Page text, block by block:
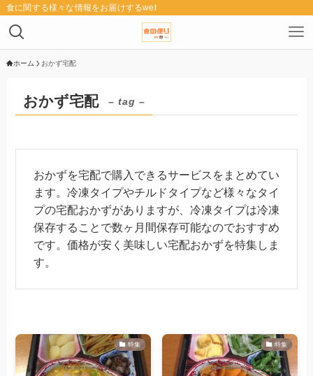
食に関する様々な情報をお届けするwebメディア「食の便り」
ホーム おかず宅配
おかず宅配 – tag –
おかずを宅配で購入できるサービスをまとめてい
ます。冷凍タイプやチルドタイプなど様々なタイ
プの宅配おかずがありますが、冷凍タイプは冷凍
保存することで数ヶ月間保存可能なのでおすすめ
です。価格が安く美味しい宅配おかずを特集しま
す。
特集 特集